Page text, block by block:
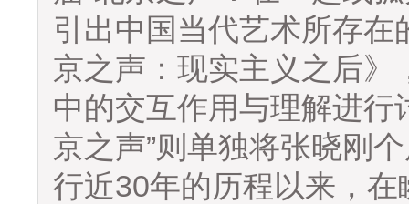
引出中国当代艺术所存
京之声：现实主义之后
中的交互作用与理解进行
京之声”则单独将张晓刚
行近30年的历程以来，